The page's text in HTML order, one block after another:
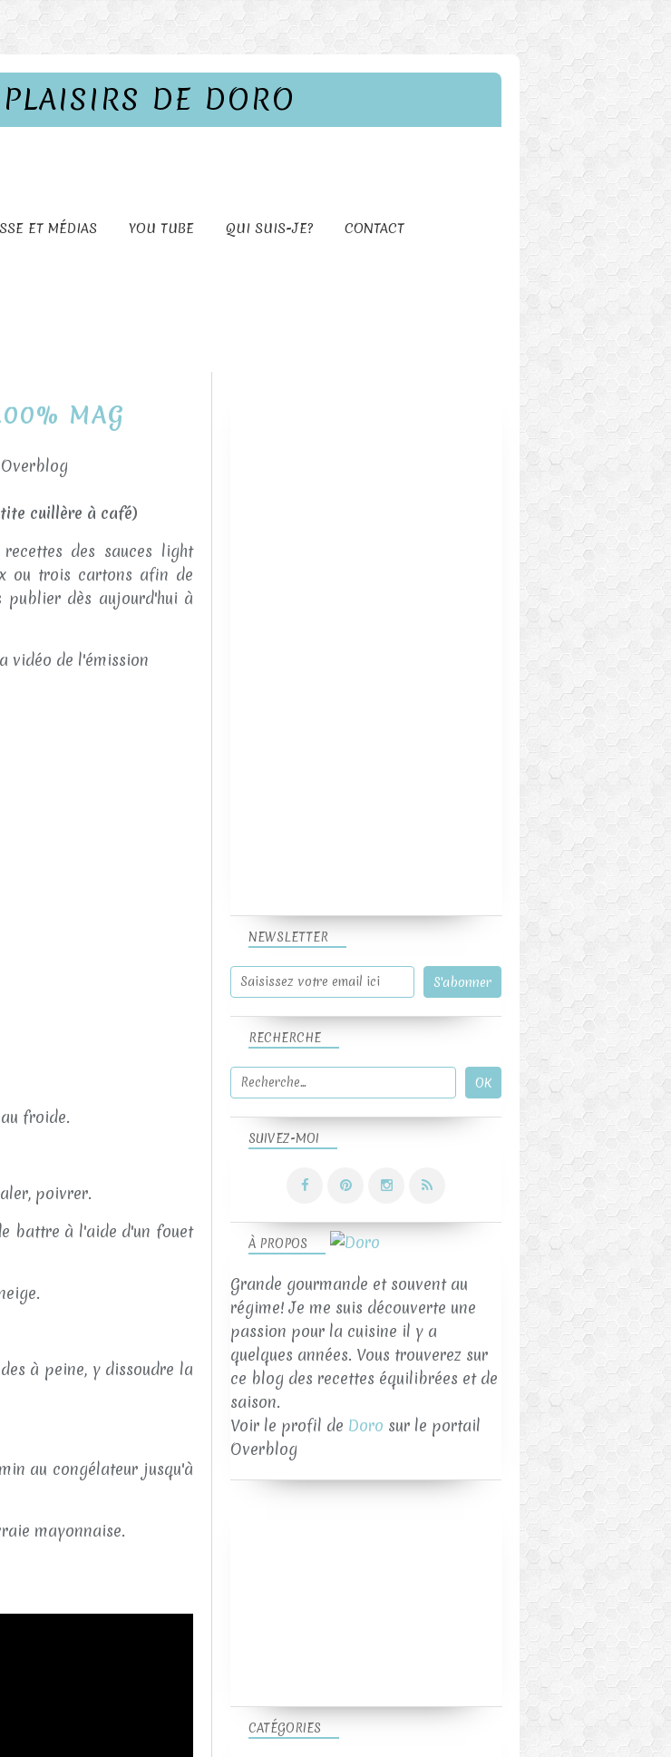
DE DORO
ET MÉDIAS YOU TUBE QUI SUIS-JE? CONTACT
MAG
cuillère à café)
des sauces light
ou trois cartons afin de
dès aujourd'hui à
vidéo de l'émission
froide.
poivrer.
battre à l'aide d'un fouet
à peine, y dissoudre la
au congélateur jusqu'à
mayonnaise.
NEWSLETTER
SUIVEZ-MOI
RECHERCHE
À PROPOS
Grande gourmande et souvent au
régime! Je me suis découverte une
passion pour la cuisine il y a
quelques années. Vous trouverez sur
ce blog des recettes équilibrées et de
saison.
Voir le profil de Doro sur le portail
Overblog
CATÉGORIES